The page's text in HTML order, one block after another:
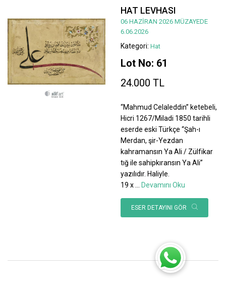
HAT LEVHASI
06 HAZİRAN 2026 MÜZAYEDE
6.06.2026
Kategori: Hat
Lot No: 61
24.000 TL
“Mahmud Celaleddin” ketebeli,
Hicri 1267/Miladi 1850 tarihli
eserde eski Türkçe “Şah-ı
Merdan, şir-Yezdan
kahramansın Ya Ali / Zülfikar
tığ ile sahipkıransın Ya Ali”
yazılıdır. Haliyle.
19 x
Devamını Oku
ESER DETAYINI GÖR